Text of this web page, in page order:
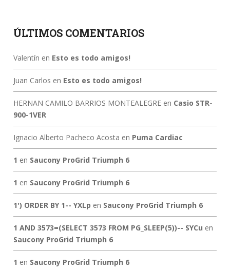
ÚLTIMOS COMENTARIOS
Valentín en Esto es todo amigos!
Juan Carlos en Esto es todo amigos!
HERNAN CAMILO BARRIOS MONTEALEGREen Casio STR-
900-1VER
Ignacio Alberto Pacheco Acosta en Puma Cardiac
1 en Saucony ProGrid Triumph 6
1 en Saucony ProGrid Triumph 6
1') ORDER BY 1-- YXLp en Saucony ProGrid Triumph 6
1 AND 3573=(SELECT 3573 FROM PG_SLEEP(5))-- SYCu en
Saucony ProGrid Triumph 6
1 en Saucony ProGrid Triumph 6